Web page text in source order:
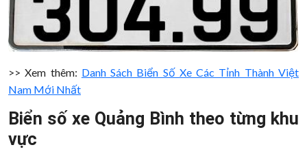
>> Xem thêm: Danh Sách Biển Số Xe Các Tỉnh Thành Việt
Nam Mới Nhất
Biển số xe Quảng Bình theo từng khu
vực